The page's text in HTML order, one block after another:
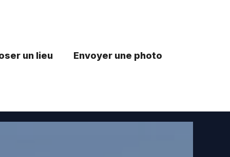
un lieu Envoyer une photo